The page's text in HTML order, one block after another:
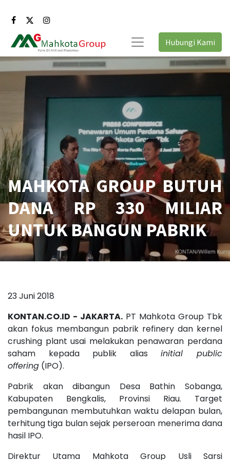
Hubungi Kami
MAHKOTA GROUP BUTUH
DANA RP 330 MILIAR
UNTUK BANGUN PABRIK
23 Juni 2018
KONTAN.CO.ID - JAKARTA. PT Mahkota Group Tbk
akan fokus membangun pabrik refinery dan kernel
crushing plant usai melakukan penawaran perdana
saham kepada publik aliasinitial public
offering (IPO).
Pabrik akan dibangun Desa Bathin Sobanga,
Kabupaten Bengkalis, Provinsi Riau. Target
pembangunan membutuhkan waktu delapan bulan,
terhitung tiga bulan sejak perseroan menerima dana
hasil IPO.
Direktur Utama Mahkota Group Usli Sarsi